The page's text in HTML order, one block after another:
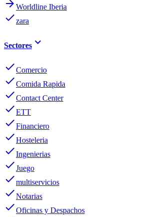
arrow_forward Worldline Iberia
donezara
Sectores keyboard_arrow_down
doneComercio
doneComida Rapida
doneContact Center
doneETT
doneFinanciero
doneHosteleria
doneIngenierias
doneJuego
donemultiservicios
doneNotarias
doneOficinas y Despachos